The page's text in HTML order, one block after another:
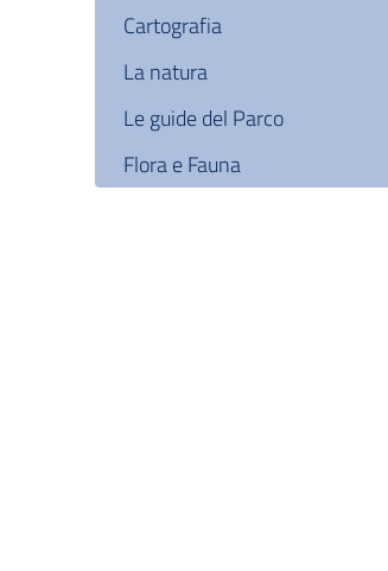
Cartografia
La natura
Le guide del Parco
Flora e Fauna